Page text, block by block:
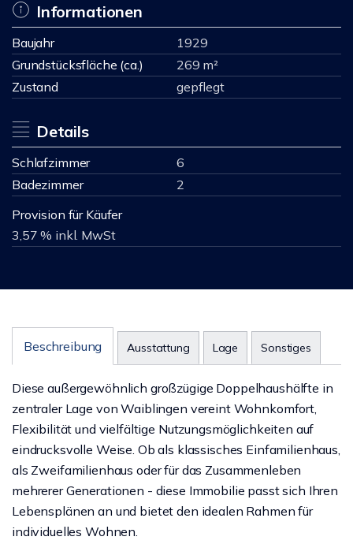
Informationen
Baujahr
1929
Grundstücksfläche (ca.)
269 m²
Zustand
gepflegt
Details
Schlafzimmer
6
Badezimmer
2
Provision für Käufer
3,57 % inkl. MwSt
Beschreibung Ausstattung Lage Sonstiges
Diese außergewöhnlich großzügige Doppelhaushälfte in
zentraler Lage von Waiblingen vereint Wohnkomfort,
Flexibilität und vielfältige Nutzungsmöglichkeiten auf
eindrucksvolle Weise. Ob als klassisches Einfamilienhaus,
als Zweifamilienhaus oder für das Zusammenleben
mehrerer Generationen - diese Immobilie passt sich Ihren
Lebensplänen an und bietet den idealen Rahmen für
individuelles Wohnen.